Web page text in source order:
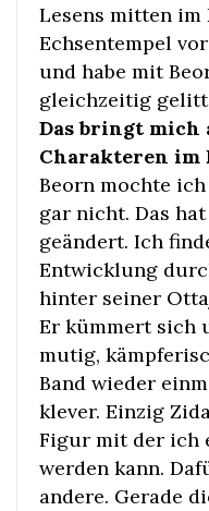
Lesens mitten im
Echsentempel
und habe mit
gleichzeitig
Das bringt mich
Charakteren im
Beorn mochte
gar nicht. Das
geändert. Ich
Entwicklung
hinter seiner
Er kümmert sich
mutig,
Band wieder
klever. Einzig
Figur mit der ich
werden kann.
andere. Gerade